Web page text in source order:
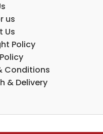
us
Us
Policy
Conditions
& Delivery